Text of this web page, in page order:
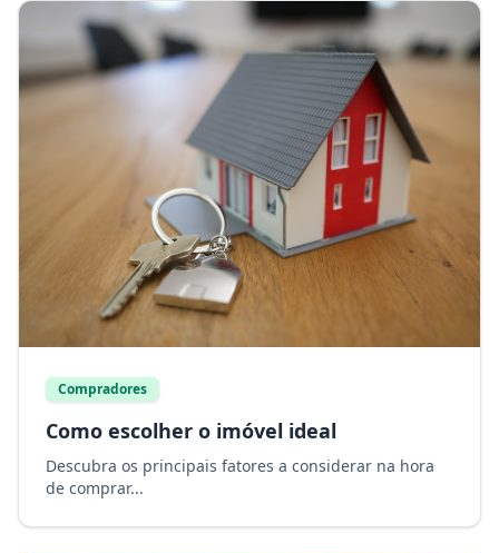
Compradores
Como escolher o imóvel ideal
Descubra os principais fatores a considerar na hora
de comprar...